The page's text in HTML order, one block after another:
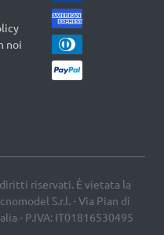
noi
riservati. È vietata la
S.r.l. - Via Pian di
- P.IVA: IT01816530495